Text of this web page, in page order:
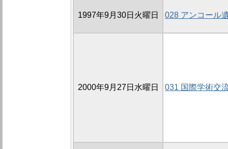
1997年9月30日火曜日 028 アンコール
2000年9月27日水曜日 031 国際学術交